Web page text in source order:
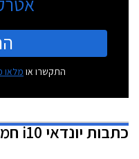
התקשרו או מלאו
כתבותיונדאי i10 חמש דלתות